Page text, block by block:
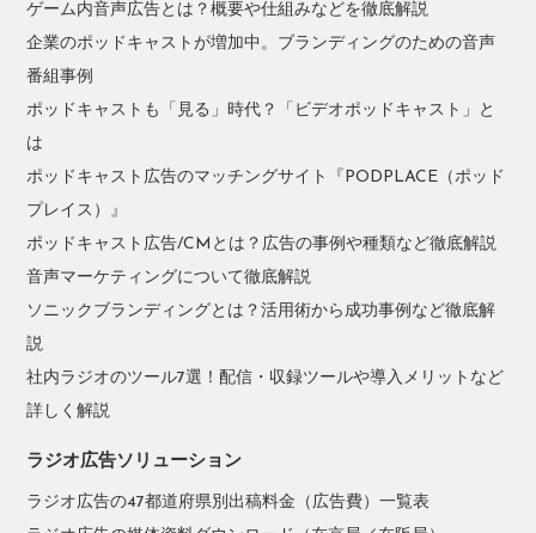
ゲーム内音声広告とは？概要や仕組みなどを徹底解説
企業のポッドキャストが増加中。ブランディングのための音声
番組事例
ポッドキャストも「見る」時代？「ビデオポッドキャスト」と
は
ポッドキャスト広告のマッチングサイト『PODPLACE（ポッド
プレイス）』
ポッドキャスト広告/CMとは？広告の事例や種類など徹底解説
音声マーケティングについて徹底解説
ソニックブランディングとは？活用術から成功事例など徹底解
説
社内ラジオのツール7選！配信・収録ツールや導入メリットなど
詳しく解説
ラジオ広告ソリューション
ラジオ広告の47都道府県別出稿料金（広告費）一覧表